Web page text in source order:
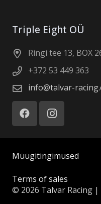
Triple Eight OÜ
Ringi tee 13, BOX
+372 53 449 363
info@talvar-
© 2026 Talvar Racing |
Müügitingimused
Terms of sales